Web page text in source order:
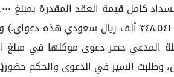
بين المدعي وشركة(....) وقدرها ٣٤٨,٥٤١